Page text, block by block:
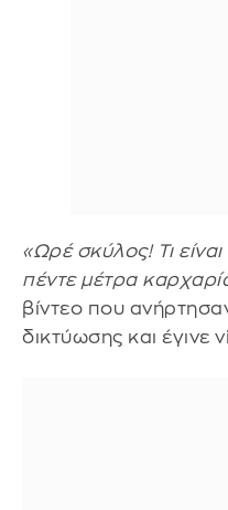
«Ωρέ σκύλος! Τι
πέντε μέτρα
βίντεο που
δικτύωσης και έγινε